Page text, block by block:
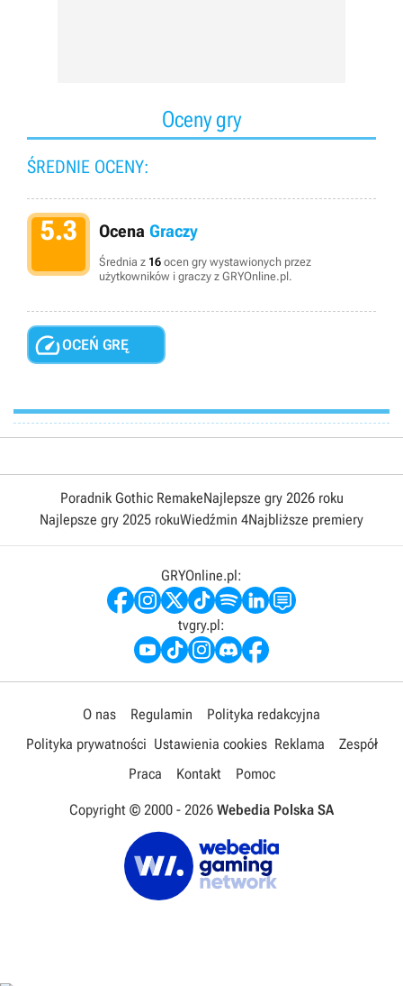
Oceny gry
ŚREDNIE OCENY:
5.3 Ocena Graczy
Średnia z 16 ocen gry wystawionych przez
użytkowników i graczy z GRYOnline.pl.
OCEŃ GRĘ
Poradnik Gothic RemakeNajlepsze gry 2026 roku
Najlepsze gry 2025 rokuWiedźmin 4Najbliższe premiery
GRYOnline.pl:
tvgry.pl:
O nas Regulamin
Polityka redakcyjna
Polityka prywatności Ustawienia cookies Reklama
Zespół
Praca
Kontakt Pomoc
Copyright © 2000 - 2026 Webedia Polska SA